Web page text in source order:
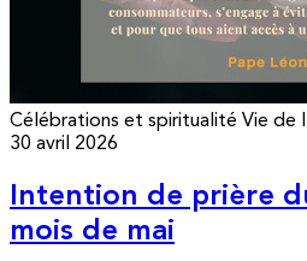
Célébrations et spiritualité Vie de
30 avril 2026
Intention de prière
mois de mai